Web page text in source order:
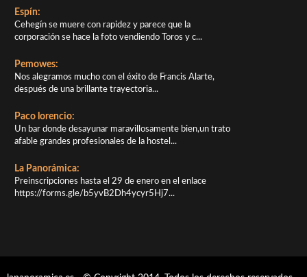
Espín:
Cehegín se muere con rapidez y parece que la
corporación se hace la foto vendiendo Toros y c...
Pemowes:
Nos alegramos mucho con el éxito de Francis Alarte,
después de una brillante trayectoria...
Paco lorencio:
Un bar donde desayunar maravillosamente bien,un trato
afable grandes profesionales de la hostel...
La Panorámica:
Preinscripciones hasta el 29 de enero en el enlace
https://forms.gle/b5yvB2Dh4ycyr5Hj7...